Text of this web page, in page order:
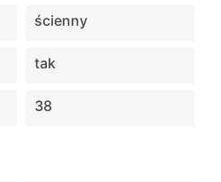
ścienny
tak
38